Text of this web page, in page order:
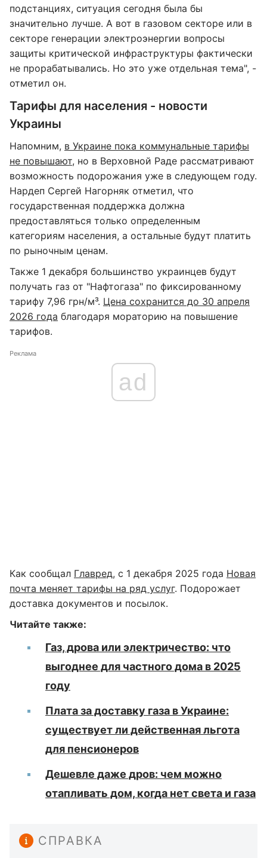
подстанциях, ситуация сегодня была бы
значительно лучше. А вот в газовом секторе или в
секторе генерации электроэнергии вопросы
защиты критической инфраструктуры фактически
не прорабатывались. Но это уже отдельная тема", -
отметил он.
Тарифы для населения - новости
Украины
Напомним, в Украине пока коммунальные тарифы
не повышают, но в Верховной Раде рассматривают
возможность подорожания уже в следующем году.
Нардеп Сергей Нагорняк отметил, что
государственная поддержка должна
предоставляться только определенным
категориям населения, а остальные будут платить
по рыночным ценам.
Также 1 декабря большинство украинцев будут
получать газ от "Нафтогаза" по фиксированному
тарифу 7,96 грн/м³. Цена сохранится до 30 апреля
2026 года благодаря мораторию на повышение
тарифов.
Реклама
ad
Как сообщал Главред, с 1 декабря 2025 года Новая
почта меняет тарифы на ряд услуг. Подорожает
доставка документов и посылок.
Читайте также:
Газ, дрова или электричество: что
выгоднее для частного дома в 2025
году
Плата за доставку газа в Украине:
существует ли действенная льгота
для пенсионеров
Дешевле даже дров: чем можно
отапливать дом, когда нет света и газа
СПРАВКА